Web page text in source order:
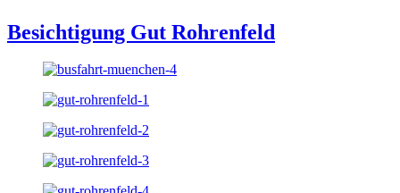
Besichtigung Gut Rohrenfeld